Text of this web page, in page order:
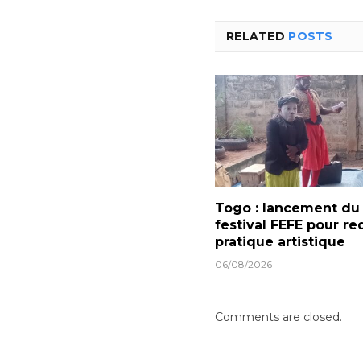
RELATED POSTS
Togo : lancement du
festival FEFE pour
pratique artistique
06/08/2026
Comments are closed.